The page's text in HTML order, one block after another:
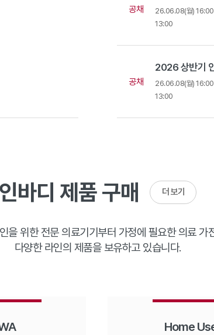
공채
26.06.08(월)
13:00
공채
26.06.08(월)
13:00
인바디 제품 구매 더 보기
을 위한 전문 의료기기부터 가정에 필요한 의료 가
다양한 라인의 제품을 보유하고 있습니다.
Home